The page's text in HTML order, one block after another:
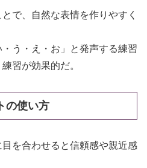
で、自然な表情を作りやすく
う・え・お」と発声する練習
習が効果的だ。
の使い方
を合わせると信頼感や親近感